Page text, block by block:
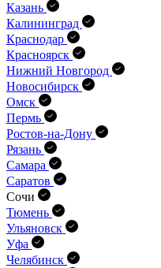
Казань
Калининград
Краснодар
Красноярск
Нижний Новгород
Новосибирск
Омск
Пермь
Ростов-на-Дону
Рязань
Самара
Саратов
Сочи
Тюмень
Ульяновск
Уфа
Челябинск